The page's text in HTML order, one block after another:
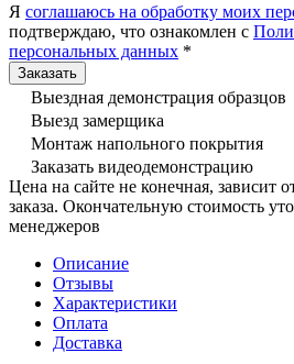
Я соглашаюсь на обработку моих
подтверждаю, что ознакомлен с
персональных данных *
Выездная демонстрация образцов
Выезд замерщика
Монтаж напольного покрытия
Заказать видеодемонстрацию
Цена на сайте не конечная, зависит
заказа. Окончательную стоимость
менеджеров
Описание
Отзывы
Характеристики
Оплата
Доставка